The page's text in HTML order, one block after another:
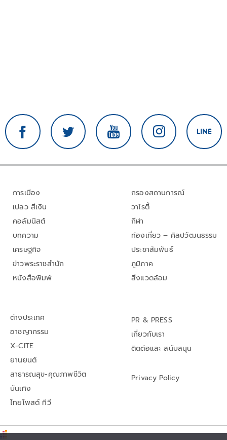
การเมือง
เปลว สีเงิน
คอลัมนิสต์
บทความ
เศรษฐกิจ
ข่าวพระราชสำนัก
หนังสือพิมพ์
กรองสถานการณ์
วาไรตี้
กีฬา
ท่องเที่ยว – ศิลปวัฒนธรรม
ประชาสัมพันธ์
ภูมิภาค
สิ่งแวดล้อม
ต่างประเทศ
อาชญากรรม
X-CITE
ยานยนต์
สาธารณสุข-คุณภาพชีวิต
บันเทิง
ไทยโพสต์ ทีวี
PR & PRESS
เกี่ยวกับเรา
ติดต่อและ สนับสนุน
Privacy Policy